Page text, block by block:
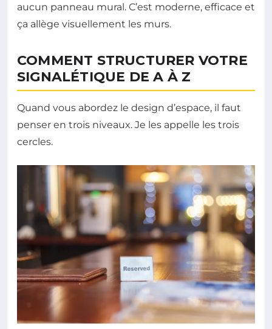
aucun panneau mural. C’est moderne, efficace et
ça allège visuellement les murs.
COMMENT STRUCTURER VOTRE
SIGNALÉTIQUE DE A À Z
Quand vous abordez le design d’espace, il faut
penser en trois niveaux. Je les appelle les trois
cercles.